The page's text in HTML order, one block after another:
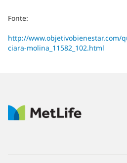
Fonte:
http://www.objetivobienestar.com/
ciara-molina_11582_102.html